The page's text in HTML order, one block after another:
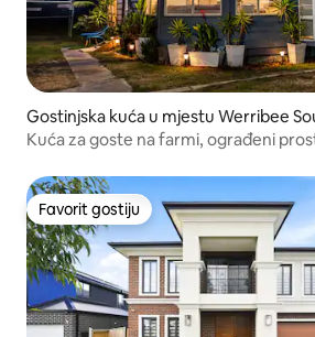
Gostinjska kuća u mjestu Werribee
Kuća za goste na farmi, ograđeni
Favorit gostiju
Favorit gostiju